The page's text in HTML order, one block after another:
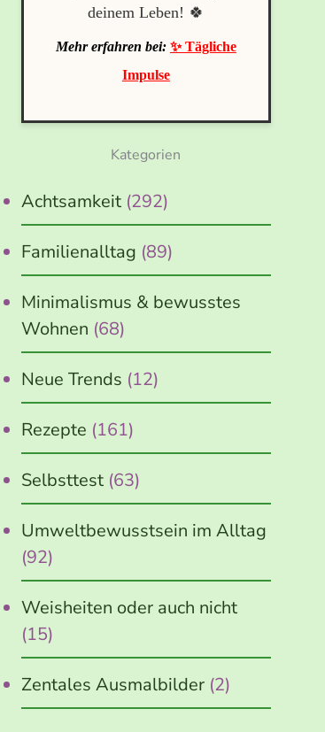
deinem Leben! 🍀
Mehr erfahren bei: ✨ Tägliche
Impulse
Kategorien
Achtsamkeit(292)
Familienalltag (89)
Minimalismus & bewusstes
Wohnen (68)
Neue Trends (12)
Rezepte (161)
Selbsttest(63)
Umweltbewusstsein im Alltag
(92)
Weisheiten oder auch nicht
(15)
Zentales Ausmalbilder(2)